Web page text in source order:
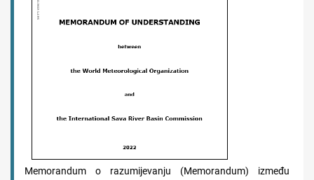
Memorandum o razumijevanju (Memorandum) između